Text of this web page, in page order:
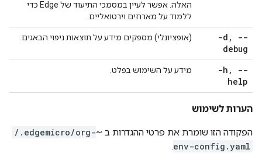
האלה. אפשר לעיין במסמכי התיעוד של Edge כדי
ללמוד על מארחים וירטואליים.
-d ,
--
debug
(אופציונלי) מספקים מידע על תוצאות ניפוי הבאגים.
-h ,
--
help
מידע על השימוש בפלט.
הערות לשימוש
הפקודה הזו שומרת את פרטי ההגדרות ב ~/.edgemicro/org-
env-config.yaml
.